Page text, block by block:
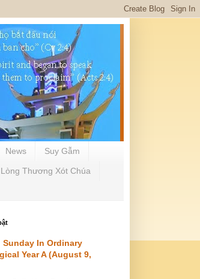
News Suy Gẫm
Lòng Thương Xót Chúa
Sunday In Ordinary
Year A (August 9,